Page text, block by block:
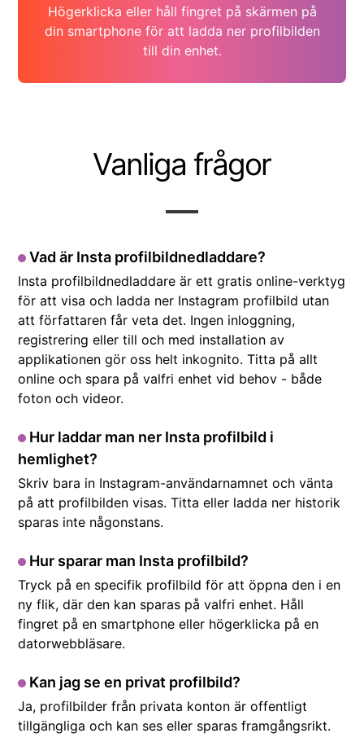
Högerklicka eller håll fingret på skärmen på
din smartphone för att ladda ner profilbilden
till din enhet.
Vanliga frågor
Vad är Insta profilbildnedladdare?
Insta profilbildnedladdare är ett gratis online-verktyg
för att visa och ladda ner Instagram profilbild utan
att författaren får veta det. Ingen inloggning,
registrering eller till och med installation av
applikationen gör oss helt inkognito. Titta på allt
online och spara på valfri enhet vid behov - både
foton och videor.
Hur laddar man ner Insta profilbild i
hemlighet?
Skriv bara in Instagram-användarnamnet och vänta
på att profilbilden visas. Titta eller ladda ner historik
sparas inte någonstans.
Hur sparar man Insta profilbild?
Tryck på en specifik profilbild för att öppna den i en
ny flik, där den kan sparas på valfri enhet. Håll
fingret på en smartphone eller högerklicka på en
datorwebbläsare.
Kan jag se en privat profilbild?
Ja, profilbilder från privata konton är offentligt
tillgängliga och kan ses eller sparas framgångsrikt.